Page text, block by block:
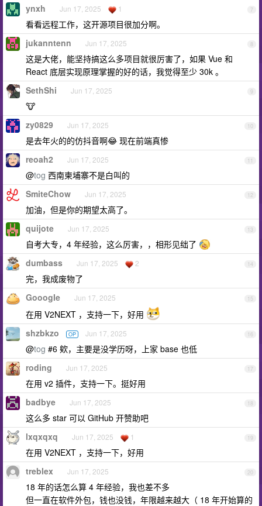
7
ynxh Jun 17, 2025 1
看看远程工作，这开源项目很加分啊。
8
jukanntenn Jun 17, 2025
这是大佬，能坚持搞这么多项目就很厉害了，如果 Vue 和
React 底层实现原理掌握的好的话，我觉得至少 30k 。
9
SethShi Jun 17, 2025
🐮
10
zy0829 Jun 17, 2025
是去年火的的仿抖音啊😂 现在前端真惨
11
reoah2 Jun 17, 2025
@tog 西南柬埔寨不是白叫的
12
SmiteChow Jun 17, 2025
加油，但是你的期望太高了。
13
quijote Jun 17, 2025
自考大专，4 年经验，这么厉害，，相形见绌了
14
dumbass Jun 17, 2025 2
完，我成废物了
15
GooogIe Jun 17, 2025
在用 V2NEXT ，支持一下，好用
16
shzbkzo OP Jun 17, 2025
@tog #6 欸，主要是没学历呀，上家 base 也低
17
roding Jun 17, 2025
在用 v2 插件，支持一下。挺好用
18
badbye Jun 17, 2025
这么多 star 可以 GitHub 开赞助吧
19
lxqxqxq Jun 17, 2025 1
在用 V2NEXT ，支持一下，好用
20
treblex Jun 17, 2025
18 年的话怎么算 4 年经验，我也差不多
但一直在软件外包，钱也没钱，年限越来越大（ 18 年开始算的